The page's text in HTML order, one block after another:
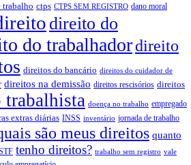
trabalho ctps CTPS SEM REGISTRO dano moral
direito do
do trabalhadordireito
direitos do bancário direitos do cuidador de
direitos na demissão direitos rescisórios direitos
doença no trabalho empregado
extras diárias INSS inventário jornada de trabalho
são meus direitos quanto
tenho direitos? trabalho sem registro vale